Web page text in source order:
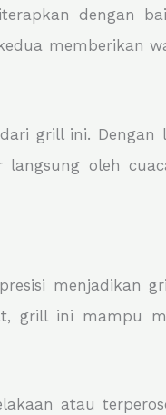
dengan
memberikan
grill ini. Dengan
oleh
menjadikan
grill ini mampu
atau